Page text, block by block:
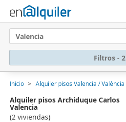
Valencia
Filtros - 2
Inicio Alquiler pisos Valencia / València
Alquiler pisos Archiduque Carlos
Valencia
(2 viviendas)